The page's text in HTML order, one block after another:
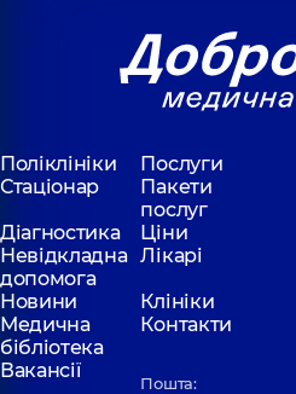
Поліклініки
Послуги
Стаціонар
Пакети
послуг
Діагностика
Ціни
Невідкладна
допомога
Лікарі
Новини
Клініки
Медична
бібліотека
Контакти
Вакансії
Пошта: